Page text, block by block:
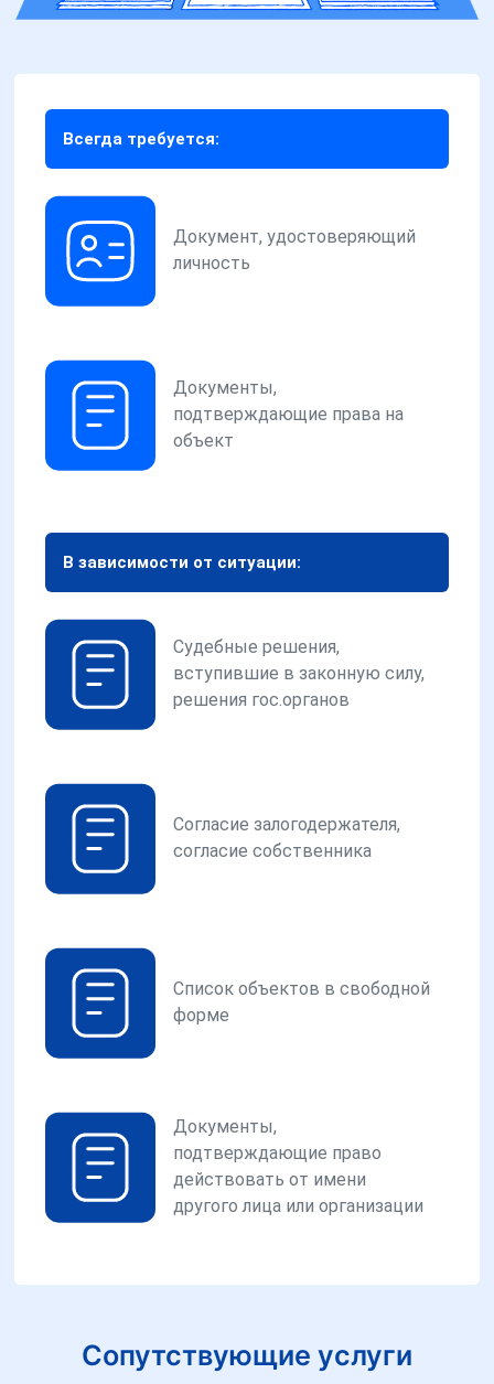
Всегда требуется:
Документ, удостоверяющий
личность
Документы,
подтверждающие права на
объект
В зависимости от ситуации:
Судебные решения,
вступившие в законную силу,
решения гос.органов
Согласие залогодержателя,
согласие собственника
Список объектов в свободной
форме
Документы,
подтверждающие право
действовать от имени
другого лица или организации
Сопутствующие услуги